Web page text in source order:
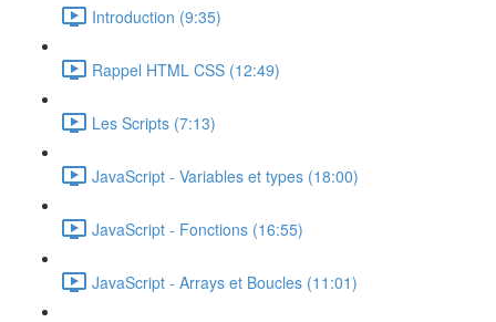
Introduction (9:35)
Rappel HTML CSS (12:49)
Les Scripts (7:13)
JavaScript - Variables et types (18:00)
JavaScript - Fonctions (16:55)
JavaScript - Arrays et Boucles (11:01)